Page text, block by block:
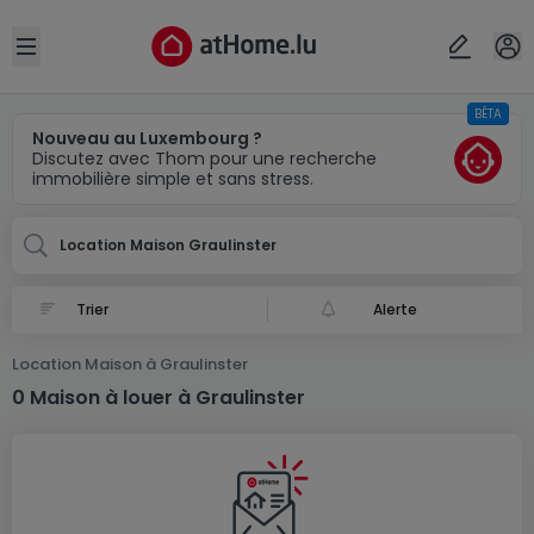
Open sidebar
Nouveau au Luxembourg ?
Discutez avec Thom pour une recherche
immobilière simple et sans stress.
BÊTA
Location Maison Graulinster
Alerte
Location Maison à Graulinster
0 Maison à louer à Graulinster
Localité(s)
Annuler OK